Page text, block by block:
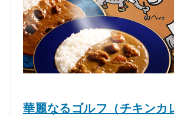
華麗なるゴルフ（チキンカ